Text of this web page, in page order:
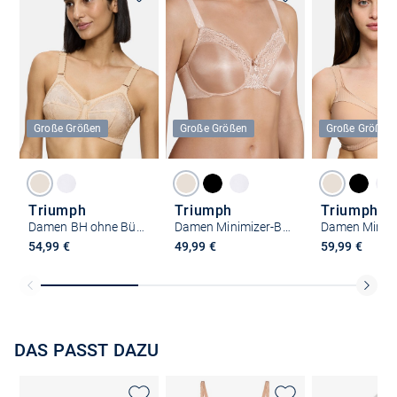
Große Größen
Triumph
54,99 €
Große Größen
Triumph
49,99 €
Große Größen
Triumph
59,99 €
DAS PASST DAZU